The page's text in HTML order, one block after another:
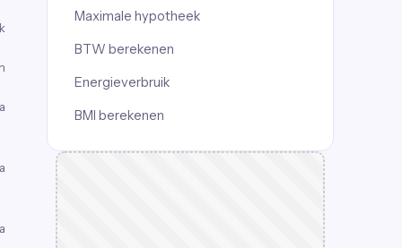
Maximale hypotheek
BTW berekenen
Energieverbruik
BMI berekenen